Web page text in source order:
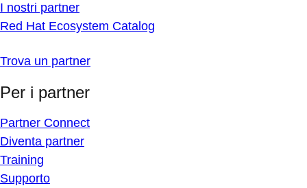
I nostri partner
Red Hat Ecosystem Catalog
Trova un partner
Per i partner
Partner Connect
Diventa partner
Training
Supporto